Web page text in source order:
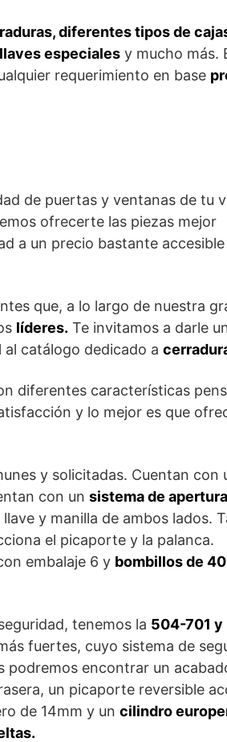
diferentes tipos de
especiales y mucho más.
requerimiento en base
de puertas y ventanas de tu
ofrecerte las piezas mejor
a un precio bastante accesible
que, a lo largo de nuestra
líderes. Te invitamos a darle
catálogo dedicado a
diferentes características
y lo mejor es que
y solicitadas. Cuentan con
con un sistema de
y manilla de ambos lados.
el picaporte y la palanca.
embalaje 6 y bombillos de
tenemos la 504-701 y
fuertes, cuyo sistema de
podremos encontrar un
un picaporte reversible
de 14mm y un cilindro